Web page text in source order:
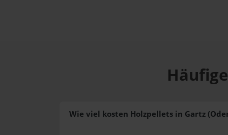
Wie viel kosten Holzpellets in Gartz